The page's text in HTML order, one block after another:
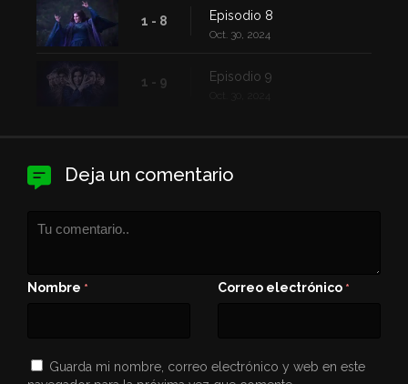
1 - 8 Episodio 8
Oct. 30, 2024
1 - 9 Episodio 9
Deja un comentario
Nombre * Correo electrónico *
Guarda mi nombre, correo electrónico y web en este